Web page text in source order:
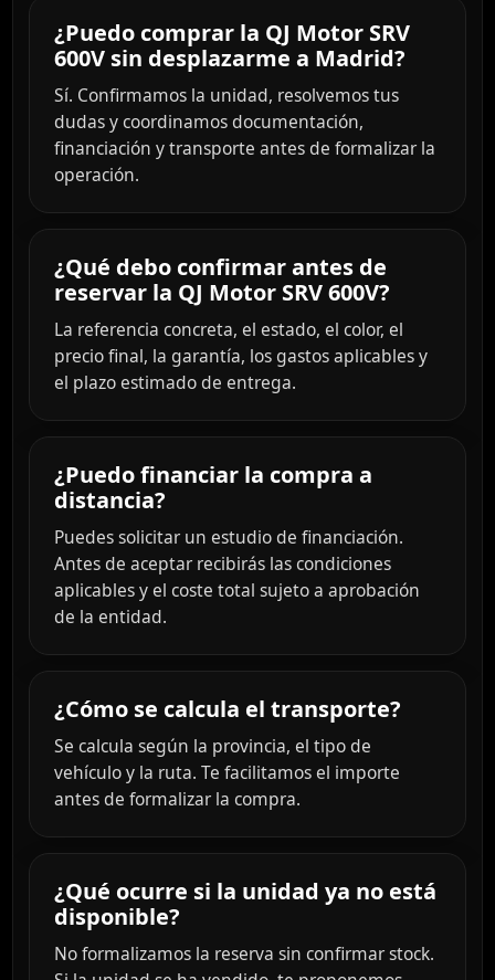
¿Puedo comprar la QJ Motor SRV
600V sin desplazarme a Madrid?
Sí. Confirmamos la unidad, resolvemos tus
dudas y coordinamos documentación,
financiación y transporte antes de formalizar la
operación.
¿Qué debo confirmar antes de
reservar la QJ Motor SRV 600V?
La referencia concreta, el estado, el color, el
precio final, la garantía, los gastos aplicables y
el plazo estimado de entrega.
¿Puedo financiar la compra a
distancia?
Puedes solicitar un estudio de financiación.
Antes de aceptar recibirás las condiciones
aplicables y el coste total sujeto a aprobación
de la entidad.
¿Cómo se calcula el transporte?
Se calcula según la provincia, el tipo de
vehículo y la ruta. Te facilitamos el importe
antes de formalizar la compra.
¿Qué ocurre si la unidad ya no está
disponible?
No formalizamos la reserva sin confirmar stock.